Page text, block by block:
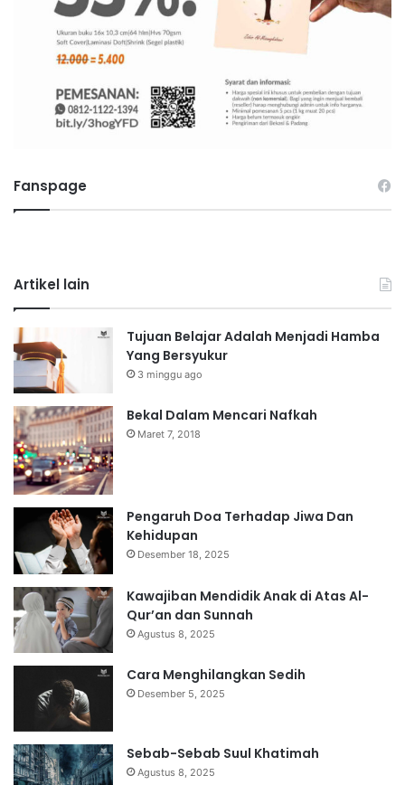
Fanspage
Artikel lain
Tujuan Belajar Adalah Menjadi Hamba
Yang Bersyukur
3 minggu ago
Bekal Dalam Mencari Nafkah
Maret 7, 2018
Pengaruh Doa Terhadap Jiwa Dan
Kehidupan
Desember 18, 2025
Kawajiban Mendidik Anak di Atas Al-
Qur’an dan Sunnah
Agustus 8, 2025
Cara Menghilangkan Sedih
Desember 5, 2025
Sebab-Sebab Suul Khatimah
Agustus 8, 2025